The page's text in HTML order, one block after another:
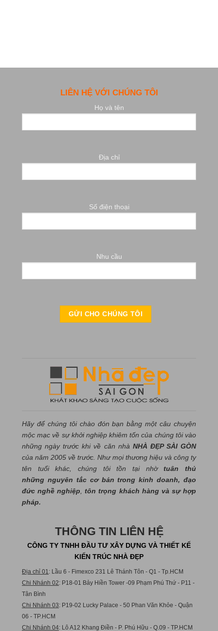
LIÊN HỆ VỚI CHÚNG TÔI
Họ và tên
Địa chỉ
Số điện thoại
Nhu cầu
Hãy để chúng tôi chào đón bạn bằng một câu chuyện
mộc mạc về sự khởi nghiệp khiêm tốn của chúng tôi vào
những ngày trước khi về căn nhà NHÀ ĐẸP SÀI GÒN
của năm 2005 về trước. Như mọi thương hiệu và công ty
tên tuổi khác, chúng tôi tồn tại nhờtuân thủ
những nguyên tắc cơ bản trong kinh doanh, đạo
đức nghề nghiệp ,tôn trọng khách hàng và sự hợp
pháp.
THÔNG TIN LIÊN HỆ
CÔNG TY TNHH ĐẦU TƯ XÂY DỰNG VÀ THIẾT KẾ
KIẾN TRÚC NHÀ ĐẸP
Địa chỉ 01 : Lầu 6 - Fimexco 231 Lê Thánh Tôn - Q1 - Tp.HCM
Chi Nhánh 02: P18-01 Bảy Hiền Tower -09 Phạm Phú Thứ - P11 -
Tân Bình
Chi Nhánh 03: P19-02 Lucky Palace - 50 Phan Văn Khỏe - Quận
06 - TP.HCM
Chi Nhánh 04: Lô A12 Khang Điền - P. Phú Hữu - Q.09 - TP.HCM